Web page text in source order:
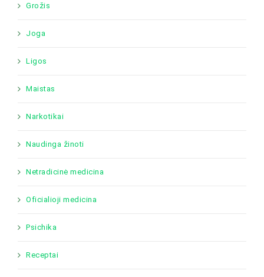
Grožis
Joga
Ligos
Maistas
Narkotikai
Naudinga žinoti
Netradicinė medicina
Oficialioji medicina
Psichika
Receptai